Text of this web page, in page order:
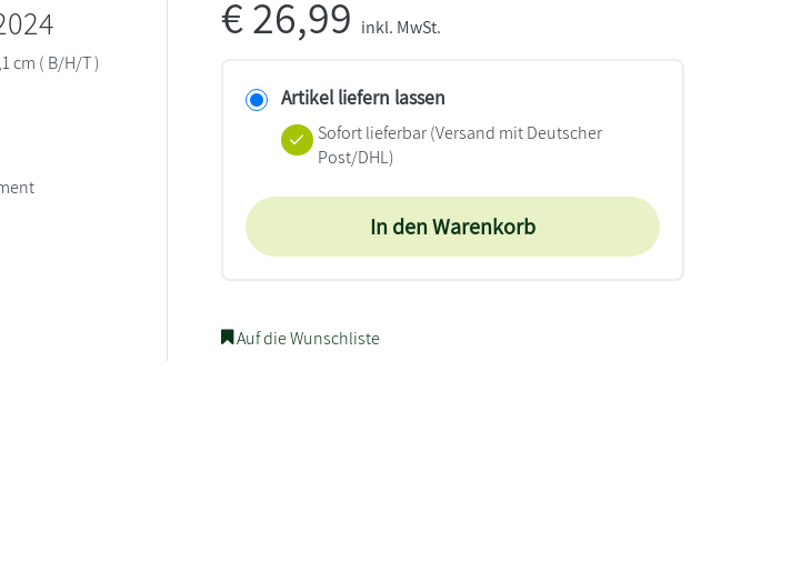
cm ( B/H/T )
€26,99 inkl. MwSt.
Artikel liefern lassen
Sofort lieferbar(Versand mit Deutscher
Post/DHL)
In den Warenkorb
Auf die Wunschliste